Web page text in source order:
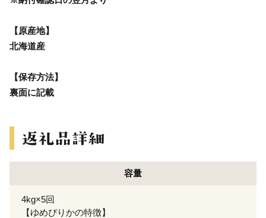
【原産地】
北海道産
【保存方法】
裏面に記載
容量
4kg×5回
【ゆめぴりかの特徴】